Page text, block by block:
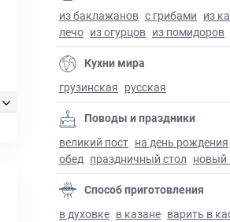
из баклажанов с грибами из
лечо из огурцов из помидоров
Кухни мира
грузинская русская
Поводы и праздники
великий пост на день рождения
обед праздничный стол новый
Способ приготовления
в духовке в казане варить в